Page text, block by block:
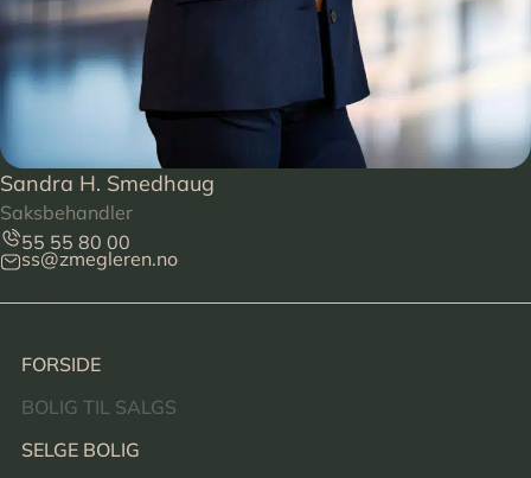
Sandra H. Smedhaug
Saksbehandler
55 55 80 00
ss@zmegleren.no
FORSIDE
BOLIG TIL SALGS
SELGE BOLIG